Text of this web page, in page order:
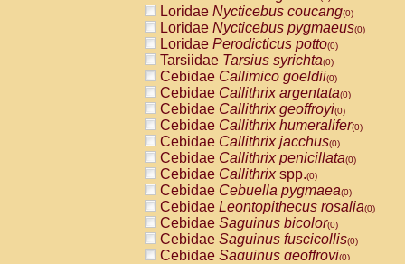
Loridae Nycticebus coucang(0)
Loridae Nycticebus pygmaeus(0)
Loridae Perodicticus potto(0)
Tarsiidae Tarsius syrichta(0)
Cebidae Callimico goeldii(0)
Cebidae Callithrix argentata(0)
Cebidae Callithrix geoffroyi(0)
Cebidae Callithrix humeralifer(0)
Cebidae Callithrix jacchus(0)
Cebidae Callithrix penicillata(0)
Cebidae Callithrixspp.(0)
Cebidae Cebuella pygmaea(0)
Cebidae Leontopithecus rosalia(0)
Cebidae Saguinus bicolor(0)
Cebidae Saguinus fuscicollis(0)
Cebidae Saguinus geoffroyi(0)